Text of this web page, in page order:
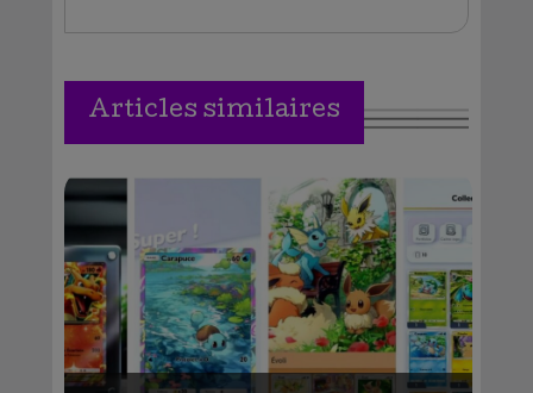
Articles similaires